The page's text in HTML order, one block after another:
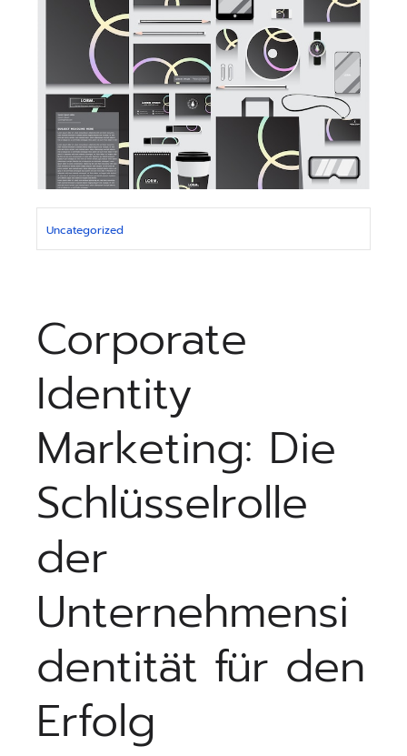
Uncategorized
Corporate
Identity
Marketing: Die
Schlüsselrolle
der
Unternehmensi
dentität für den
Erfolg